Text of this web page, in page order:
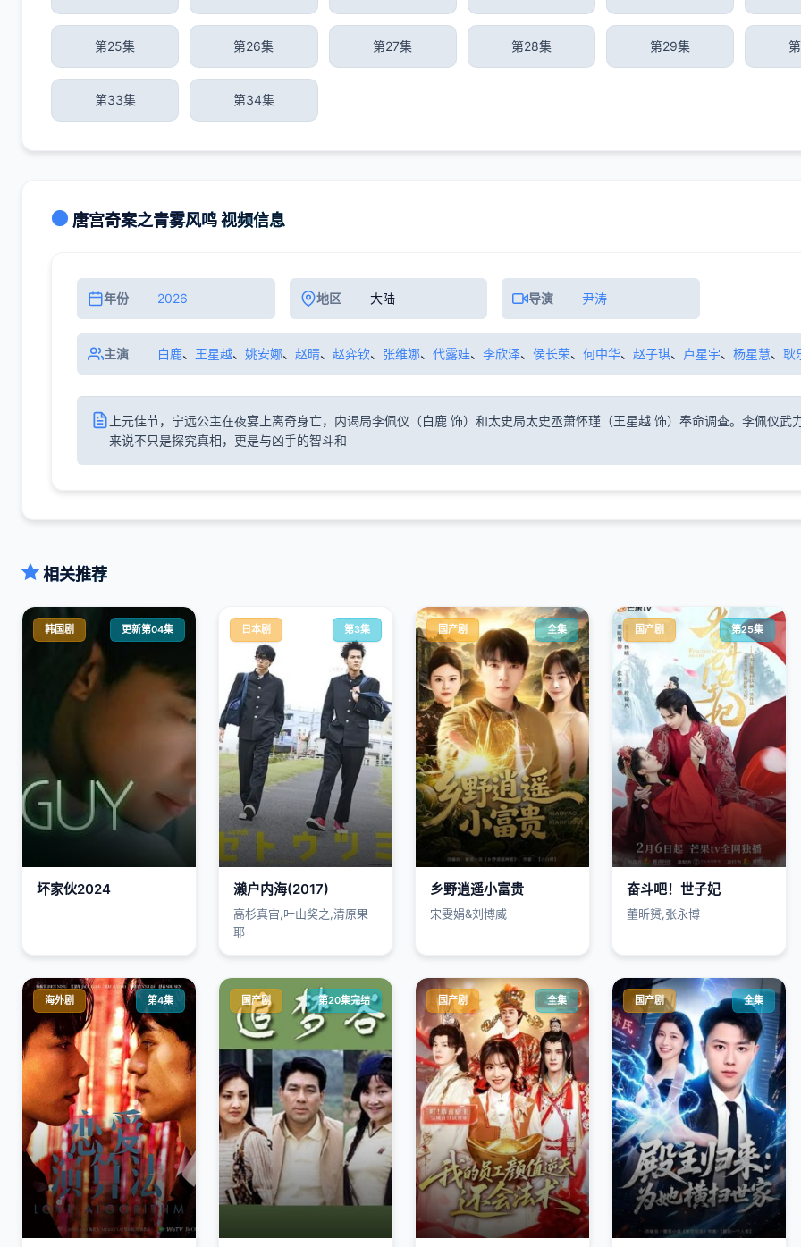
第25集 第26集 第27集 第28集 第29集
第33集 第34集
唐宫奇案之青雾风鸣 视频信息
年份 2026 地区 大陆 导演 尹涛
主演 白鹿、 王星越、 姚安娜、 赵晴、 赵弈钦、 张维娜、 代露娃、 李欣泽、 侯长荣、 何中华、 赵子琪、 卢星宇、 杨星慧、 耿
上元佳节，宁远公主在夜宴上离奇身亡，内谒局李佩仪（白鹿 饰）和太史局太史丞萧怀瑾（王星越 饰）奉命调查。李佩仪
来说不只是探究真相，更是与凶手的智斗和
相关推荐
韩国剧 更新第04集
坏家伙2024
日本剧 第3集
濑户内海(2017)
高杉真宙,叶山奖之,清原果
耶
国产剧 全集
乡野逍遥小富贵
宋雯娟&刘博威
国产剧 第25集
奋斗吧！世子妃
董昕赟,张永博
海外剧 第4集 国产剧 第20集完结 国产剧 全集 国产剧 全集